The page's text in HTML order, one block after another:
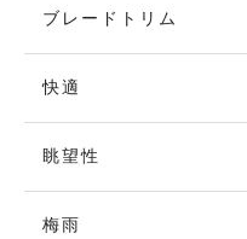
ブレードトリム
快適
眺望性
梅雨